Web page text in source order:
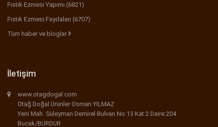
Fıstık Ezmesi Yapımı (6821)
Fıstık Ezmesi Faydaları (6707)
Tüm haber ve bloglar
İletişim
www.otagdogal.com
Otağ Doğal Ürünler Osman YILMAZ
Yeni Mah. Süleyman Demirel Bulvarı No:13 Kat:2 Daire:204
Bucak/BURDUR